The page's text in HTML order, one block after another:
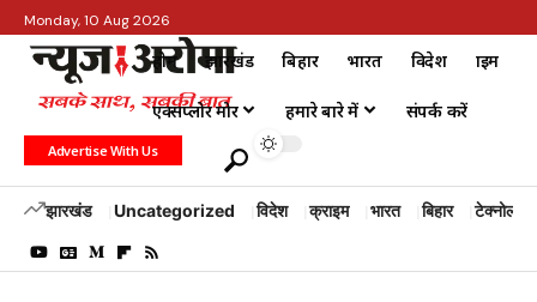
Monday, 10 Aug 2026
होम झारखंड बिहार भारत विदेश क्राइम
एक्सप्लोर मोर हमारे बारे में संपर्क करें
Advertise With Us
झारखंड Uncategorized विदेश क्राइम भारत बिहार टेक्नोलॉजी